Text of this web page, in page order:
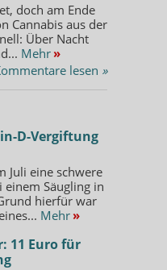
doch am Ende
Cannabis aus der
Über Nacht
Mehr »
lesen »
D-Vergiftung
Juli eine schwere
Säugling in
hierfür war
Mehr »
11 Euro für